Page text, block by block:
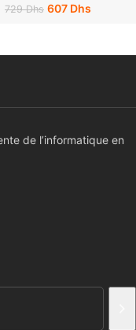
729Dhs 607 Dhs
de l’informatique en